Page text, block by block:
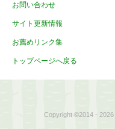
お問い合わせ
サイト更新情報
お薦めリンク集
トップページへ戻る
Copyright ©2014 - 2026